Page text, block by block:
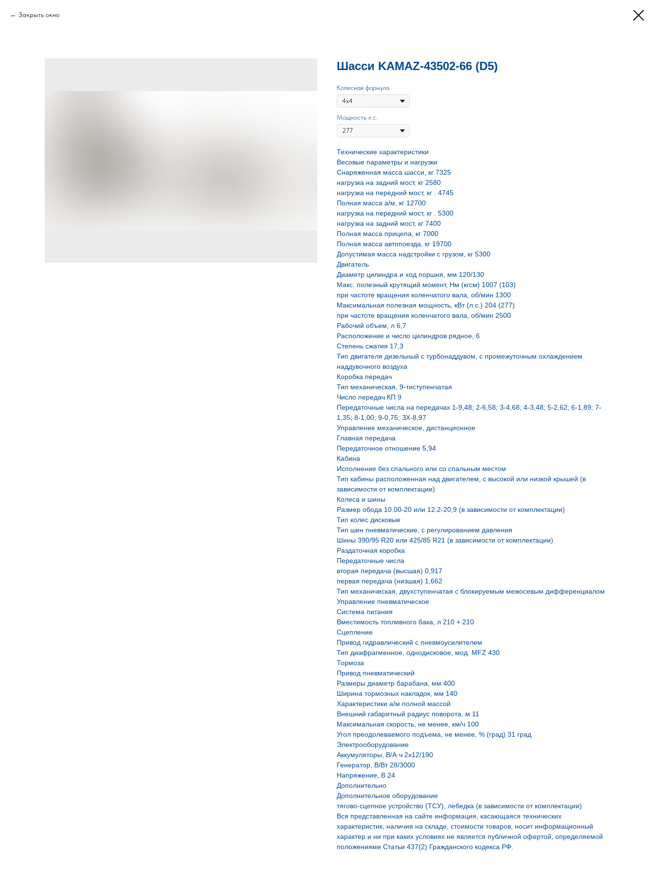
Закрыть окно
Шасси KAMAZ-43502-66 (D5)
Колесная формула
Мощность л.с.
Технические характеристики
Весовые параметры и нагрузки
Снаряженная масса шасси, кг 7325
нагрузка на задний мост, кг 2580
нагрузка на передний мост, кг . 4745
Полная масса а/м, кг 12700
нагрузка на передний мост, кг . 5300
нагрузка на задний мост, кг 7400
Полная масса прицепа, кг 7000
Полная масса автопоезда, кг 19700
Допустимая масса надстройки с грузом, кг 5300
Двигатель
Диаметр цилиндра и ход поршня, мм 120/130
Макс. полезный крутящий момент, Нм (кгсм) 1007 (103)
при частоте вращения коленчатого вала, об/мин 1300
Максимальная полезная мощность, кВт (л.с.) 204 (277)
при частоте вращения коленчатого вала, об/мин 2500
Рабочий объем, л 6,7
Расположение и число цилиндров рядное, 6
Степень сжатия 17,3
Тип двигателя дизельный с турбонаддувом, с промежуточным охлаждением
наддувочного воздуха
Коробка передач
Тип механическая, 9-тиступенчатая
Число передач КП 9
Передаточные числа на передачах 1-9,48; 2-6,58; 3-4,68; 4-3,48; 5-2,62; 6-1,89; 7-
1,35; 8-1,00; 9-0,75; ЗХ-8,97
Управление механическое, дистанционное
Главная передача
Передаточное отношение 5,94
Кабина
Исполнение без спального или со спальным местом
Тип кабины расположенная над двигателем, с высокой или низкой крышей (в
зависимости от комплектации)
Колеса и шины
Размер обода 10.00-20 или 12.2-20,9 (в зависимости от комплектации)
Тип колес дисковые
Тип шин пневматические, с регулированием давления
Шины 390/95 R20 или 425/85 R21 (в зависимости от комплектации)
Раздаточная коробка
Передаточные числа
вторая передача (высшая) 0,917
первая передача (низшая) 1,662
Тип механическая, двухступенчатая с блокируемым межосевым дифференциалом
Управление пневматическое
Система питания
Вместимость топливного бака, л 210 + 210
Сцепление
Привод гидравлический с пневмоусилителем
Тип диафрагменное, однодисковое, мод. MFZ 430
Тормоза
Привод пневматический
Размеры диаметр барабана, мм 400
Ширина тормозных накладок, мм 140
Характеристики а/м полной массой
Внешний габаритный радиус поворота, м 11
Максимальная скорость, не менее, км/ч 100
Угол преодолеваемого подъема, не менее, % (град) 31 град
Электрооборудование
Аккумуляторы, В/А·ч 2х12/190
Генератор, В/Вт 28/3000
Напряжение, B 24
Дополнительно
Дополнительное оборудование
тягово-сцепное устройство (ТСУ), лебедка (в зависимости от комплектации)
Вся представленная на сайте информация, касающаяся технических
характеристик, наличия на складе, стоимости товаров, носит информационный
характер и ни при каких условиях не является публичной офертой, определяемой
положениями Статьи 437(2) Гражданского кодекса РФ.